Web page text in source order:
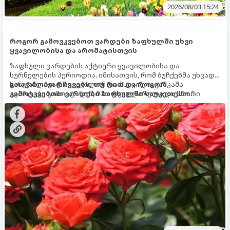
2026/08/03 15:24
როგორ გამოვკვებოთ ვარდები ზაფხულში უხვი
ყვავილობისა და არომატისთვის
ზაფხული ვარდების აქტიური ყვავილობისა და
სურნელების პერიოდია. იმისათვის, რომ ბუჩქებმა უხვად,
ხანგრძლივად იყვავილონ და მსხვილი, კაშკაშა
კვირტები გამოიტანონ, მათ რეგულარული და სწორი
გამოკვება სჭირდებათ. ზაფხულის პერიოდში მცენარის
მოთხოვნილებები იცვლება, ამიტომ მნიშვნელოვანია
ვიცოდეთ, რომელი სასუქები გამოიყენება ამ დროს.
გთავაზობთ რჩევებს, თუ რით და როგორ
გამოვკვებოთ ვარდები ზაფხულში საუკეთესო
შედეგის მისაღწევად: